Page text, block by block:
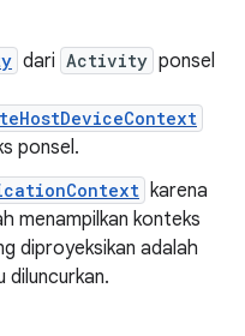
dari Activity ponsel
ponsel.
karena
menampilkan konteks
diproyeksikan adalah
diluncurkan.